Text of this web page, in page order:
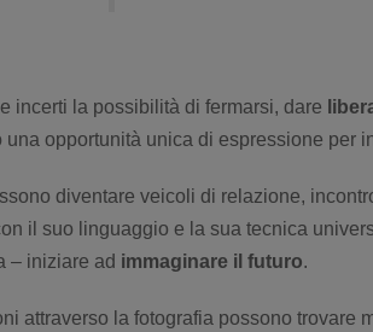
incerti la possibilità di fermarsi, dare
una opportunità unica di espressione per
diventare veicoli di relazione,
il suo linguaggio e la sua tecnica
– iniziare ad immaginare il futuro.
attraverso la fotografia possono trovare